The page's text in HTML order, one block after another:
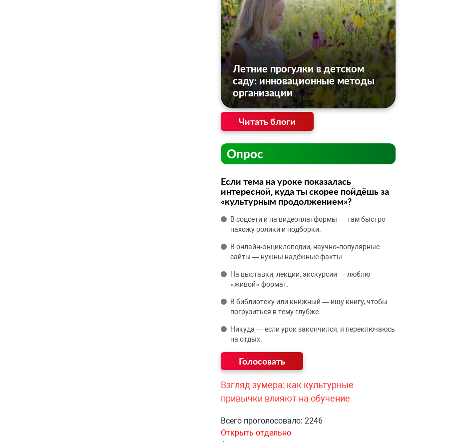
Летние прогулки в детском
саду: инновационные методы
организации
Читать блоги
Опрос
Если тема на уроке показалась
интересной, куда ты скорее пойдёшь за
«культурным продолжением»?
В соцсети и на видеоплатформы — там быстро
нахожу ролики и подборки.
В онлайн‑энциклопедии, научно‑популярные
сайты — нужны надёжные факты.
На выставки, лекции, экскурсии — люблю
«живой» формат.
В библиотеку или книжный — ищу книгу, чтобы
погрузиться в тему глубже.
Никуда — если урок закончился, я переключаюсь
на отдых.
Взгляд зумера: как культурные
привычки влияют на обучение
Всего проголосовало: 2246
Открыть отдельно